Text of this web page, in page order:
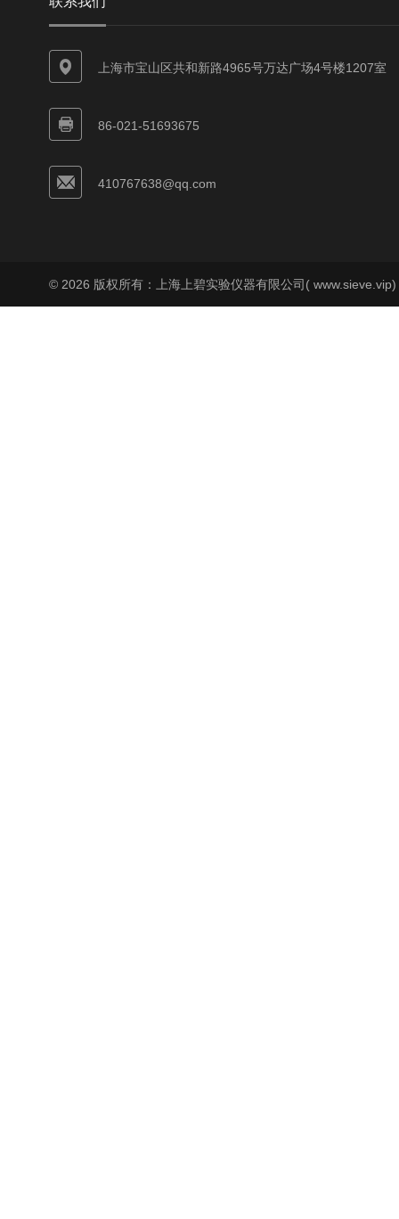
上海市宝山区共和新路4965号万达广场4号楼1207室
86-021-51693675
410767638@qq.com
© 2026 版权所有：上海上碧实验仪器有限公司(